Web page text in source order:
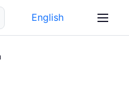
English